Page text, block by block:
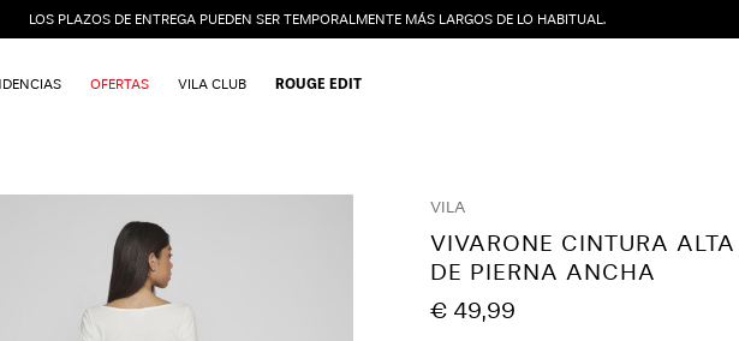
LOS PLAZOS DE ENTREGA PUEDEN SER TEMPORALMENTE MÁS LARGOS DE LO HABITUAL.
OFERTAS VILA CLUB ROUGE EDIT
VILA
VIVARONE CINTURA
DE PIERNA ANCHA
€ 49,99